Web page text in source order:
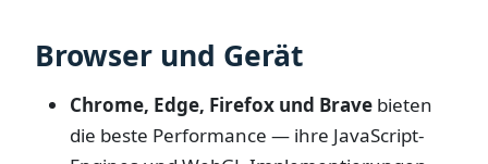
Browser und Gerät
Chrome, Edge, Firefox und Brave bieten
die beste Performance — ihre JavaScript-